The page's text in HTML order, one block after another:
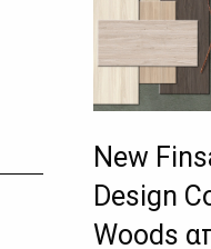
New
Design
Woods